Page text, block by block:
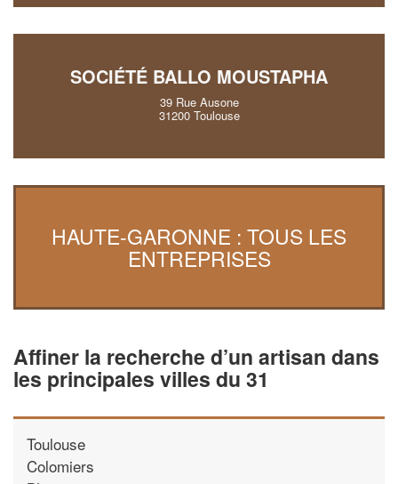
SOCIÉTÉ BALLO MOUSTAPHA
39 Rue Ausone
31200 Toulouse
HAUTE-GARONNE : TOUS LES
ENTREPRISES
Affiner la recherche d’un artisan dans
les principales villes du 31
Toulouse
Colomiers